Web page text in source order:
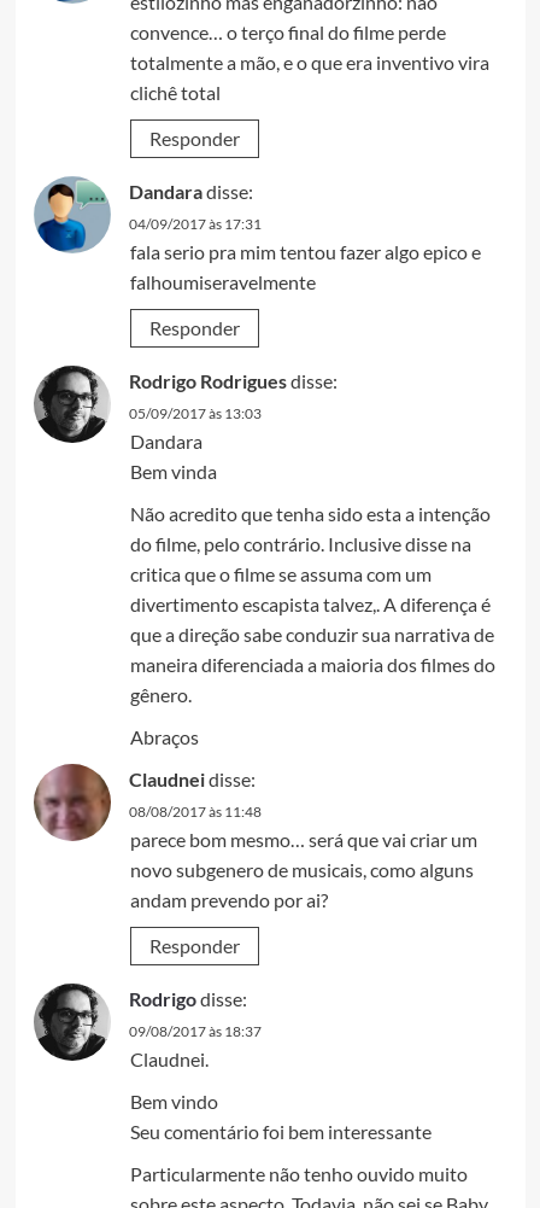
convence… o terço final do filme perde
totalmente a mão, e o que era inventivo vira
clichê total
Responder
Dandaradisse:
04/09/2017 às 17:31
fala serio pra mim tentou fazer algo epico e
falhoumiseravelmente
Responder
Rodrigo Rodriguesdisse:
05/09/2017 às 13:03
Dandara
Bem vinda
Não acredito que tenha sido esta a intenção
do filme, pelo contrário. Inclusive disse na
critica que o filme se assuma com um
divertimento escapista talvez,. A diferença é
que a direção sabe conduzir sua narrativa de
maneira diferenciada a maioria dos filmes do
gênero.
Abraços
Claudneidisse:
08/08/2017 às 11:48
parece bom mesmo… será que vai criar um
novo subgenero de musicais, como alguns
andam prevendo por ai?
Responder
Rodrigodisse:
09/08/2017 às 18:37
Claudnei.
Bem vindo
Seu comentário foi bem interessante
Particularmente não tenho ouvido muito
sobre este aspecto. Todavia, não sei se Baby